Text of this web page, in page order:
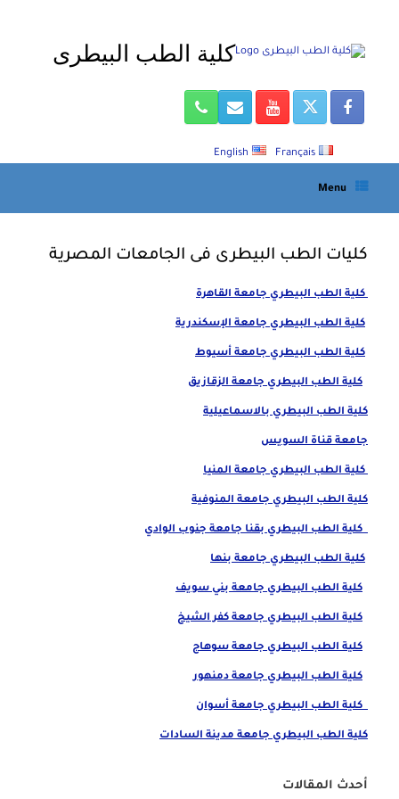
كلية الطب البيطرى
English Français
Menu
كليات الطب البيطرى فى الجامعات المصرية
كلية الطب البيطري جامعة القاهرة
كلية الطب البيطري جامعة الإسكندرية
كلية الطب البيطري جامعة أسيوط
كلية الطب البيطري جامعة الزقازيق
كلية الطب البيطري بالاسماعيلية
جامعة قناة السويس
كلية الطب البيطري جامعة المنيا
كلية الطب البيطري جامعة المنوفية
كلية الطب البيطري بقنا جامعة جنوب الوادي
كلية الطب البيطري جامعة بنها
كلية الطب البيطري جامعة بني سويف
كلية الطب البيطري جامعة كفر الشيخ
كلية الطب البيطري جامعة سوهاج
كلية الطب البيطري جامعة دمنهور
كلية الطب البيطري جامعة أسوان
كلية الطب البيطري جامعة مدينة السادات
أحدث المقالات